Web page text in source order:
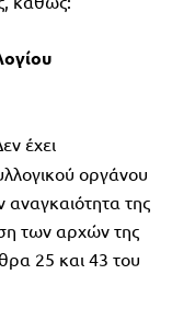
έχει
οργάνου
αναγκαιότητα της
των αρχών της
25 και 43 του